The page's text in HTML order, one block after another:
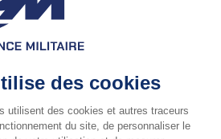
limitée de courtage
de 3 073 000 €
TOULON APE 6622Z